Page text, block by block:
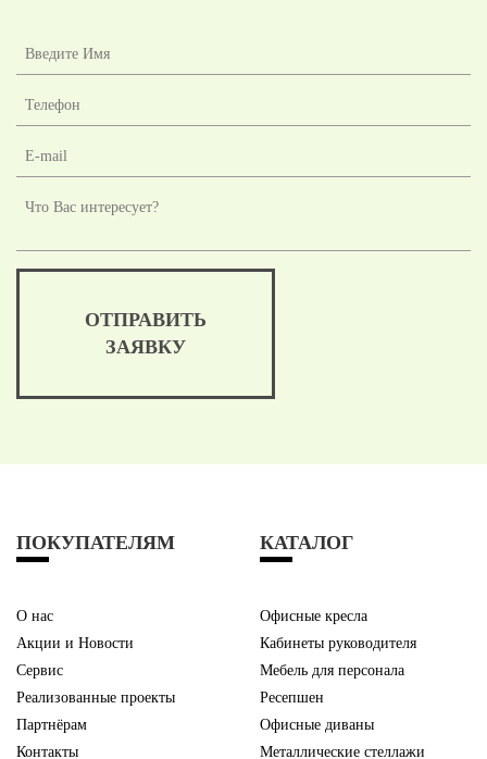
ОТПРАВИТЬ
ЗАЯВКУ
ПОКУПАТЕЛЯМ
О нас
Акции и Новости
Сервис
Реализованные проекты
Партнёрам
Контакты
КАТАЛОГ
Офисные кресла
Кабинеты руководителя
Мебель для персонала
Ресепшен
Офисные диваны
Металлические стеллажи